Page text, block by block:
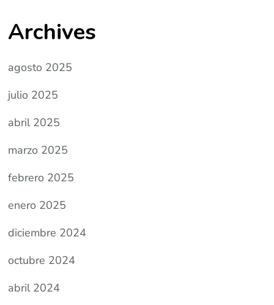
Archives
agosto 2025
julio 2025
abril 2025
marzo 2025
febrero 2025
enero 2025
diciembre 2024
octubre 2024
abril 2024